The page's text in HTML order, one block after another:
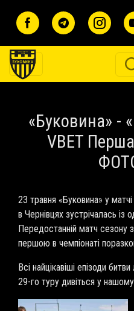
«Буковина» -
VBET
23 травня «Буковина» у
в Чернівцях зустрічалась
Передостанній матч сезону
першою в чемпіонаті
Всі найцікавіші епізоди
29-го туру дивіться у нашому